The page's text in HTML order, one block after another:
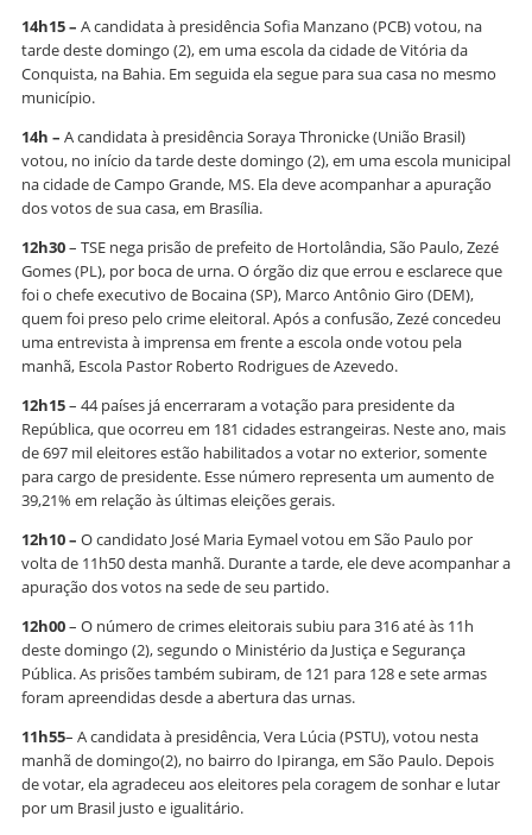
14h15 – A candidata à presidência Sofia Manzano (PCB) votou, na
tarde deste domingo (2), em uma escola da cidade de Vitória da
Conquista, na Bahia. Em seguida ela segue para sua casa no mesmo
município.
14h – A candidata à presidência Soraya Thronicke (União Brasil)
votou, no início da tarde deste domingo (2), em uma escola municipal
na cidade de Campo Grande, MS. Ela deve acompanhar a apuração
dos votos de sua casa, em Brasília.
12h30– TSE nega prisão de prefeito de Hortolândia, São Paulo, Zezé
Gomes (PL), por boca de urna. O órgão diz que errou e esclarece que
foi o chefe executivo de Bocaina (SP), Marco Antônio Giro (DEM),
quem foi preso pelo crime eleitoral. Após a confusão, Zezé concedeu
uma entrevista à imprensa em frente a escola onde votou pela
manhã, Escola Pastor Roberto Rodrigues de Azevedo.
12h15– 44 países já encerraram a votação para presidente da
República, que ocorreu em 181 cidades estrangeiras. Neste ano, mais
de 697 mil eleitores estão habilitados a votar no exterior, somente
para cargo de presidente. Esse número representa um aumento de
39,21% em relação às últimas eleições gerais.
12h10 – O candidato José Maria Eymael votou em São Paulo por
volta de 11h50 desta manhã. Durante a tarde, ele deve acompanhar a
apuração dos votos na sede de seu partido.
12h00– O número de crimes eleitorais subiu para 316 até às 11h
deste domingo (2), segundo o Ministério da Justiça e Segurança
Pública. As prisões também subiram, de 121 para 128 e sete armas
foram apreendidas desde a abertura das urnas.
11h55– A candidata à presidência, Vera Lúcia (PSTU), votou nesta
manhã de domingo(2), no bairro do Ipiranga, em São Paulo. Depois
de votar, ela agradeceu aos eleitores pela coragem de sonhar e lutar
por um Brasil justo e igualitário.